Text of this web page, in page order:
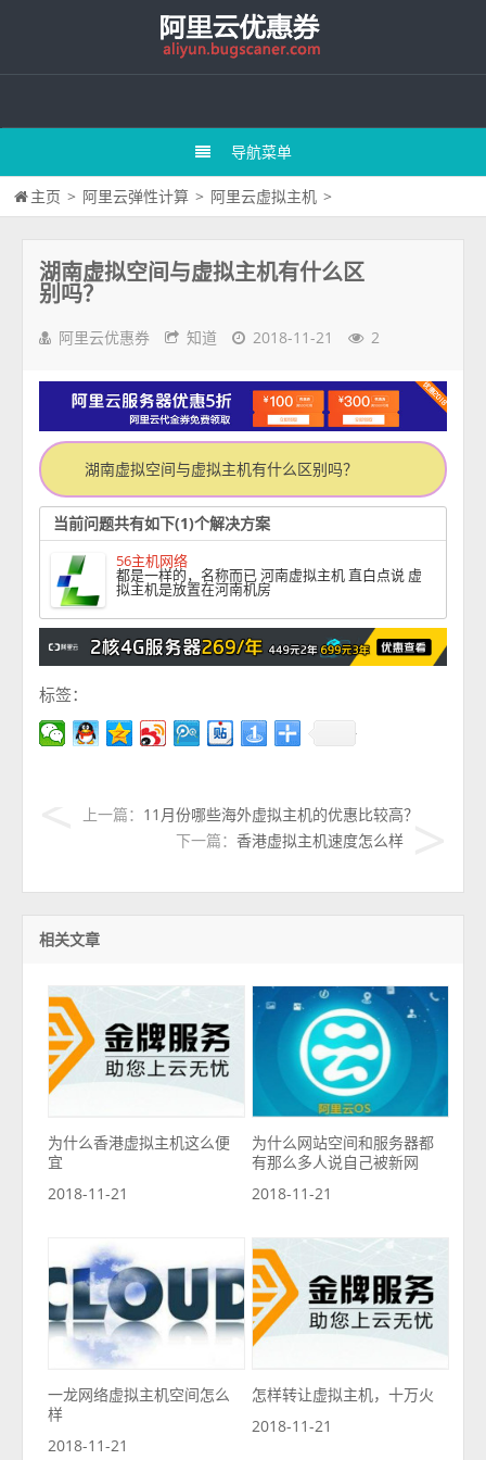
导航菜单
主页 > 阿里云弹性计算 > 阿里云虚拟主机 >
湖南虚拟空间与虚拟主机有什么区
别吗？
阿里云优惠券 知道 2018-11-21 2
湖南虚拟空间与虚拟主机有什么区别吗？
当前问题共有如下(1)个解决方案
56主机网络
都是一样的，名称而已 河南虚拟主机 直白点说 虚
拟主机是放置在河南机房
标签：
上一篇： 11月份哪些海外虚拟主机的优惠比较高？
下一篇： 香港虚拟主机速度怎么样
相关文章
为什么香港虚拟主机这么便
宜
2018-11-21
为什么网站空间和服务器都
有那么多人说自己被新网
2018-11-21
一龙网络虚拟主机空间怎么
样
2018-11-21
怎样转让虚拟主机，十万火
2018-11-21